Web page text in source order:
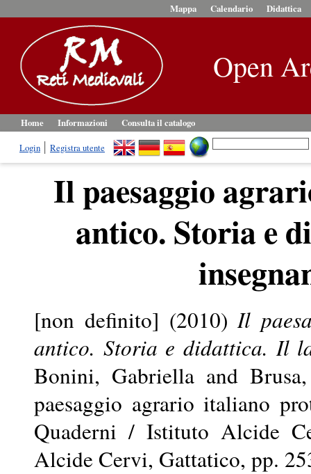
Mappa Calendario Didattica
Open
Home Informazioni
Consulta il catalogo
Login
Registra utente
Il paesaggio
antico. Storia e
[non definito] (2010)Il
antico. Storia e didattica. Il
Bonini, Gabriella and
paesaggio agrario italiano
Quaderni / Istituto Alcide
Alcide Cervi, Gattatico, pp.